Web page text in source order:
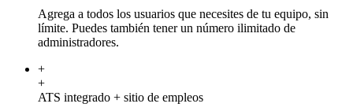
Agrega a todos los usuarios que necesites de tu equipo, sin
límite. Puedes también tener un número ilimitado de
administradores.
+
+
ATS integrado + sitio de empleos